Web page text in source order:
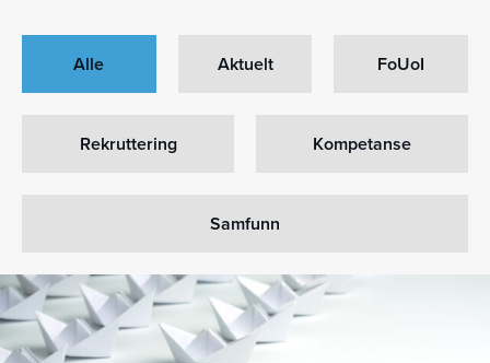
Alle Aktuelt FoUoI
Rekruttering Kompetanse
Samfunn